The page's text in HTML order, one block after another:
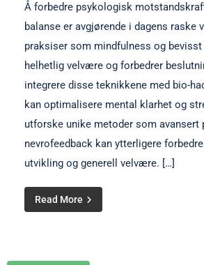
Å forbedre psykologisk
balanse er avgjørende i dagens raske
praksiser som mindfulness og
helhetlig velvære og forbedrer
integrere disse teknikkene med bio-
kan optimalisere mental klarhet og
utforske unike metoder som avansert
nevrofeedback kan ytterligere
utvikling og generell velvære. […]
Read More